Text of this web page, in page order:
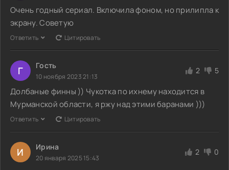
Очень годный сериал. Включила фоном, но прилипла к
экрану. Советую
Ответить Цитировать
Г Гость
10 ноября 2023 21:13
2 5
Долбаные финны )) Чукотка по ихнему находится в
Мурманской области, я ржу над этими баранами )))
Ответить Цитировать
И Ирина
20 января 2025 15:43
2 0